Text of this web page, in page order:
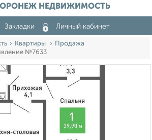
НЕДВИЖИМОСТЬ
Закладки Личный кабинет
Квартиры
Продажа
№7633